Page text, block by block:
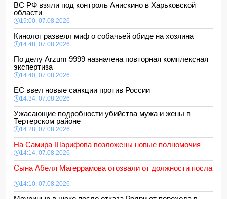
ВС РФ взяли под контроль Анискино в Харьковской
области
15:00, 07.08.2026
Кинолог развеял миф о собачьей обиде на хозяина
14:48, 07.08.2026
По делу Arzum 9999 назначена повторная комплексная
экспертиза
14:40, 07.08.2026
ЕС ввел новые санкции против России
14:34, 07.08.2026
Ужасающие подробности убийства мужа и жены в
Тертерском районе
14:28, 07.08.2026
На Самира Шарифова возложены новые полномочия
14:14, 07.08.2026
Сына Абеля Магеррамова отозвали от должности посла
14:10, 07.08.2026